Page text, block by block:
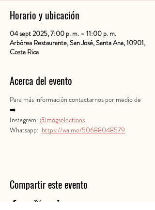
Horario y ubicación
04 sept 2025, 7:00 p. m. – 11:00 p. m.
Arbórea Restaurante, San José, Santa Ana, 10901,
Costa Rica
Acerca del evento
Para más información contactarnos por medio de
➡️
Instagram: @mogselections
Whatsapp: https://wa.me/50688048579
Compartir este evento